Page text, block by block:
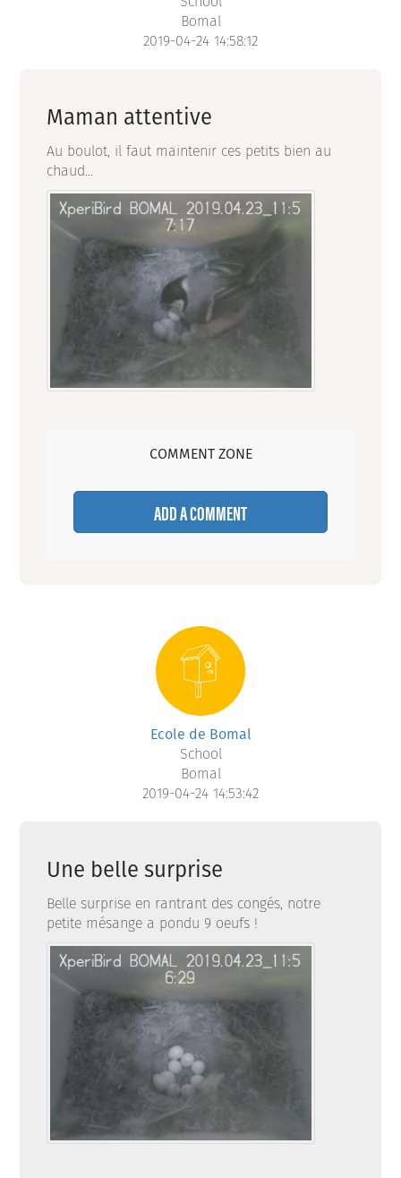
Bomal
2019-04-24 14:58:12
Maman attentive
Au boulot, il faut maintenir ces petits bien au
chaud...
COMMENT ZONE
ADD A COMMENT
Ecole de Bomal
School
Bomal
2019-04-24 14:53:42
Une belle surprise
Belle surprise en rantrant des congés, notre
petite mésange a pondu 9 oeufs !